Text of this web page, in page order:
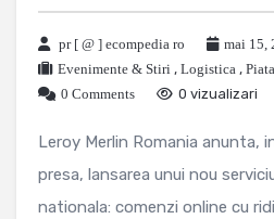
pr [ @ ] ecompedia ro
mai 15,
Evenimente & Stiri , Logistica ,
0 Comments
0 vizualizari
Leroy Merlin Romania anunta,
presa, lansarea unui nou
nationala: comenzi online cu